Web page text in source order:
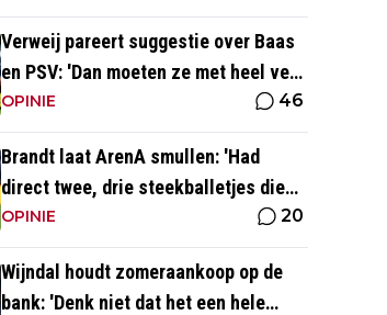
Verweij pareert suggestie over Baas
en PSV: 'Dan moeten ze met heel veel
geld over de brug komen'
OPINIE 46
Brandt laat ArenA smullen: 'Had
direct twee, drie steekballetjes die
gewoon perfect waren'
OPINIE 20
Wijndal houdt zomeraankoop op de
bank: 'Denk niet dat het een hele